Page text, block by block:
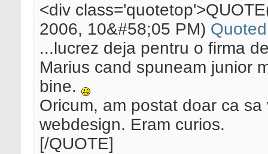
<div
2006, 10&#58;05 PM)
...lucrez deja pentru o firma
Marius cand spuneam junior
bine.
Oricum, am postat doar ca
webdesign. Eram curios.
[/QUOTE]